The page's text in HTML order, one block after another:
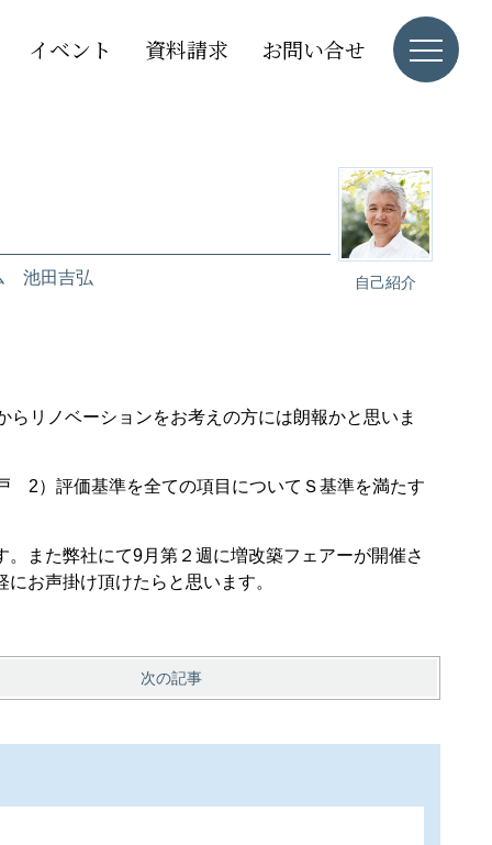
イベント 資料請求 お問い合せ
自己紹介
池田吉弘
リノベーションをお考えの方には朗報かと思いま
2）評価基準を全ての項目についてＳ基準を満たす
また弊社にて9月第２週に増改築フェアーが開催さ
お声掛け頂けたらと思います。
次の記事